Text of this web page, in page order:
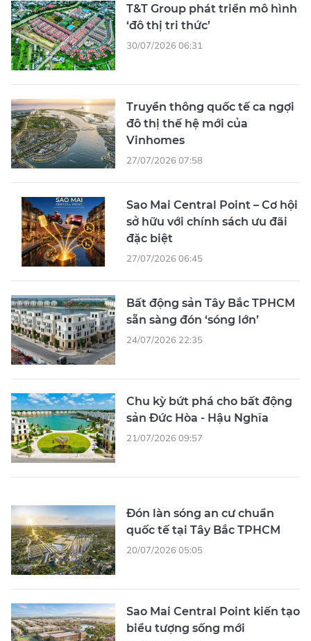
T&T Group phát triển mô hình
‘đô thị tri thức’
30/07/2026 06:31
Truyền thông quốc tế ca ngợi
đô thị thế hệ mới của
Vinhomes
27/07/2026 07:58
Sao Mai Central Point – Cơ hội
sở hữu với chính sách ưu đãi
đặc biệt
27/07/2026 06:45
Bất động sản Tây Bắc TPHCM
sẵn sàng đón ‘sóng lớn’
24/07/2026 22:35
Chu kỳ bứt phá cho bất động
sản Đức Hòa - Hậu Nghĩa
21/07/2026 09:57
Đón làn sóng an cư chuẩn
quốc tế tại Tây Bắc TPHCM
20/07/2026 05:05
Sao Mai Central Point kiến tạo
biểu tượng sống mới